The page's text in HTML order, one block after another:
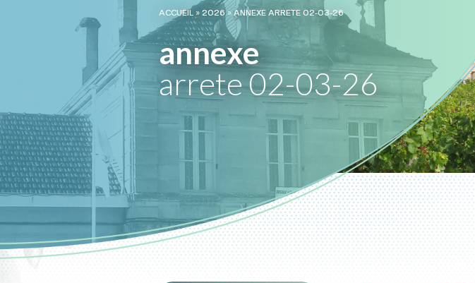
ACCUEIL»2026»ANNEXE ARRETE 02-03-26
annexe
arrete 02-03-26